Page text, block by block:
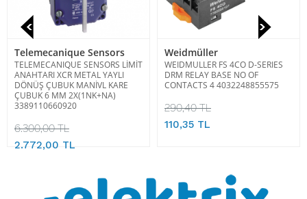
Telemecanique Sensors
TELEMECANIQUE SENSORS LİMİT
ANAHTARI XCR METAL YAYLI
DÖNÜŞ ÇUBUK MANİVL KARE
ÇUBUK 6 MM 2X(1NK+NA)
3389110660920
6.300,00 TL
2.772,00 TL
Weidmüller
WEIDMULLER FS 4CO D-SERIES
DRM RELAY BASE NO OF
CONTACTS 4 4032248855575
290,40 TL
110,35 TL